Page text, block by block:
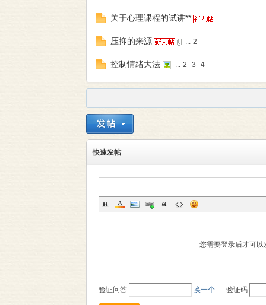
关于心理课程的试讲**
压抑的来源 ... 2
控制情绪大法 ... 2 3 4
快速发帖
您需要登录后才可
验证问答 换一个 验证码